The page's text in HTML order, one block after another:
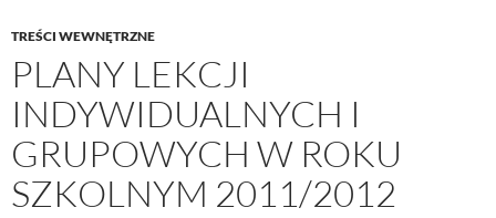
TREŚCI
TREŚCI WEWNĘTRZNE
PLANY LEKCJI
INDYWIDUALNYCH I
GRUPOWYCH W ROKU
SZKOLNYM 2011/2012